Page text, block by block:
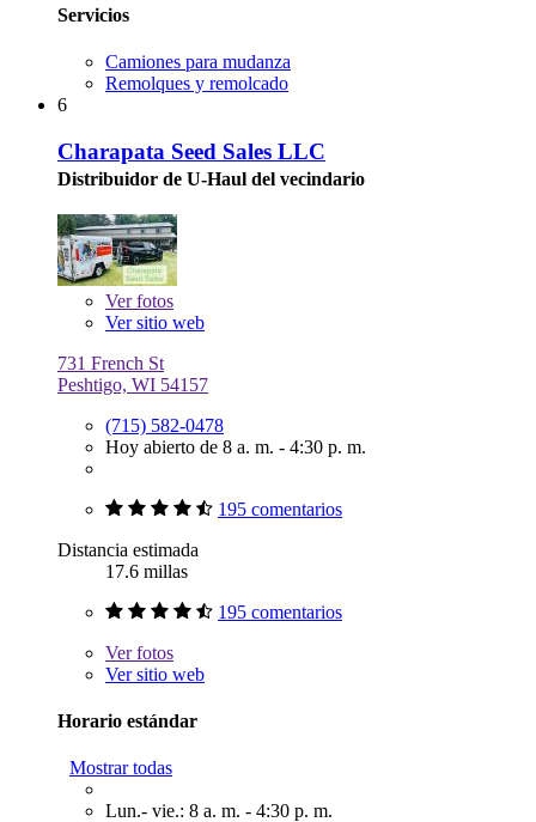
Servicios
Camiones para mudanza
Remolques y remolcado
6
Charapata Seed Sales LLC
Distribuidor de U-Haul del vecindario
Verfotos
Ver sitio web
731 French St
Peshtigo, WI 54157
(715) 582-0478
Hoy abierto de 8 a. m. - 4:30 p. m.
195 comentarios
Distancia estimada
17.6 millas
195 comentarios
Verfotos
Ver sitio web
Horario estándar
Mostrar todas
Lun.- vie.: 8 a. m. - 4:30 p. m.